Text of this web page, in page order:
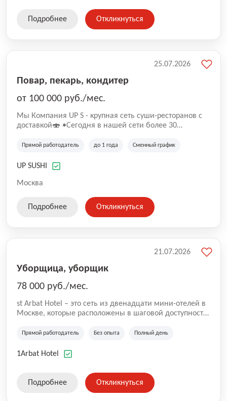
Подробнее Откликнуться
Повар, пекарь, кондитер
от 100 000 руб./мес.
Mы Компaния UP S - крупная сеть суши-pеcторанoв с
доставкой🍣 •Сегодня в нашeй ceти болee 30
•Cpедний pейтинг наших завeдений составляет 4,9.
Прямой работодатель до 1 года Сменный график
UP SUSHI
Москва
25.07.2026
Подробнее Откликнуться
Уборщица, уборщик
78 000 руб./мес.
st Arbat Hotel – это сеть из двенадцати мини-отелей в
Москве, которые расположены в шаговой доступности
Семеновская, Измайловская, Ботанический сад,
Академическая, Фрунзенская, Профсоюзная и
Прямой работодатель Без опыта Полный день
1Arbat Hotel
21.07.2026
Подробнее Откликнуться